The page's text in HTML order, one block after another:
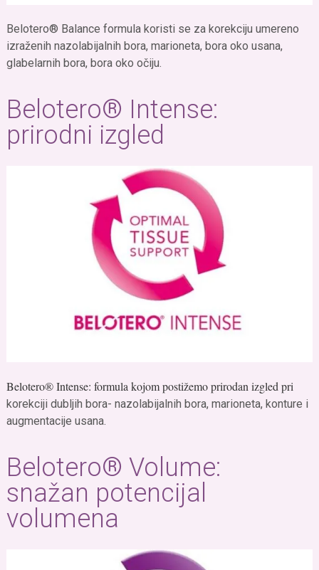
Belotero® Balance formula koristi se za korekciju umereno
izraženih nazolabijalnih bora, marioneta, bora oko usana,
glabelarnih bora, bora oko očiju.
Belotero® Intense:
prirodni izgled
Belotero® Intense: formula kojom postižemo prirodan izgled pri
korekciji dubljih bora- nazolabijalnih bora, marioneta, konture i
augmentacije usana.
Belotero® Volume:
snažan potencijal
volumena